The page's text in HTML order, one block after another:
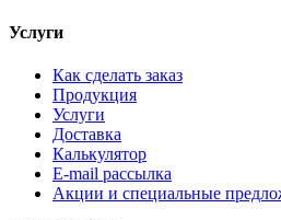
Услуги
Как сделать заказ
Продукция
Услуги
Доставка
Калькулятор
E-mail рассылка
Акции и специальные